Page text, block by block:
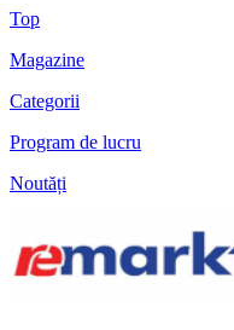
Top
Magazine
Categorii
Program de lucru
Noutăți